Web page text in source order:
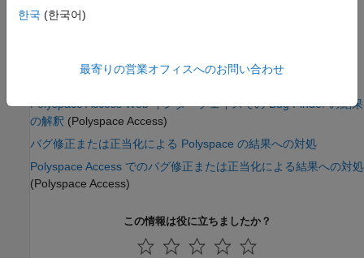
Interpret Polyspace Bug Finder Results in Polyspace Platform
Polyspace Access Web インターフェイスでの Bug Finder の結果
の解釈 (Polyspace Access)
バグ修正または正当化による Polyspace の結果への対処
Polyspace Access でのバグ修正または正当化による結果への対処
(Polyspace Access)
この情報は役に立ちましたか？
한국 (한국어)
最寄りの営業オフィスへのお問い合わせ